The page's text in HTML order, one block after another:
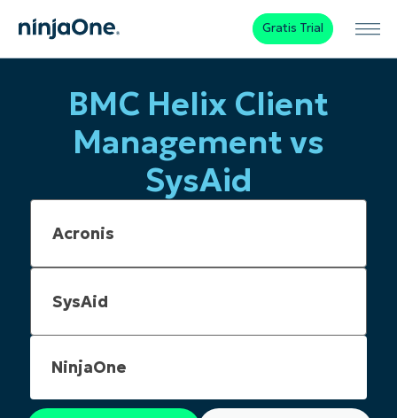
Gratis Trial
BMC Helix Client
Management vs
SysAid
NinjaOne